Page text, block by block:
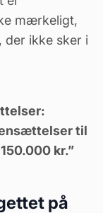
mærkeligt,
der ikke sker i
til
kr.”
på